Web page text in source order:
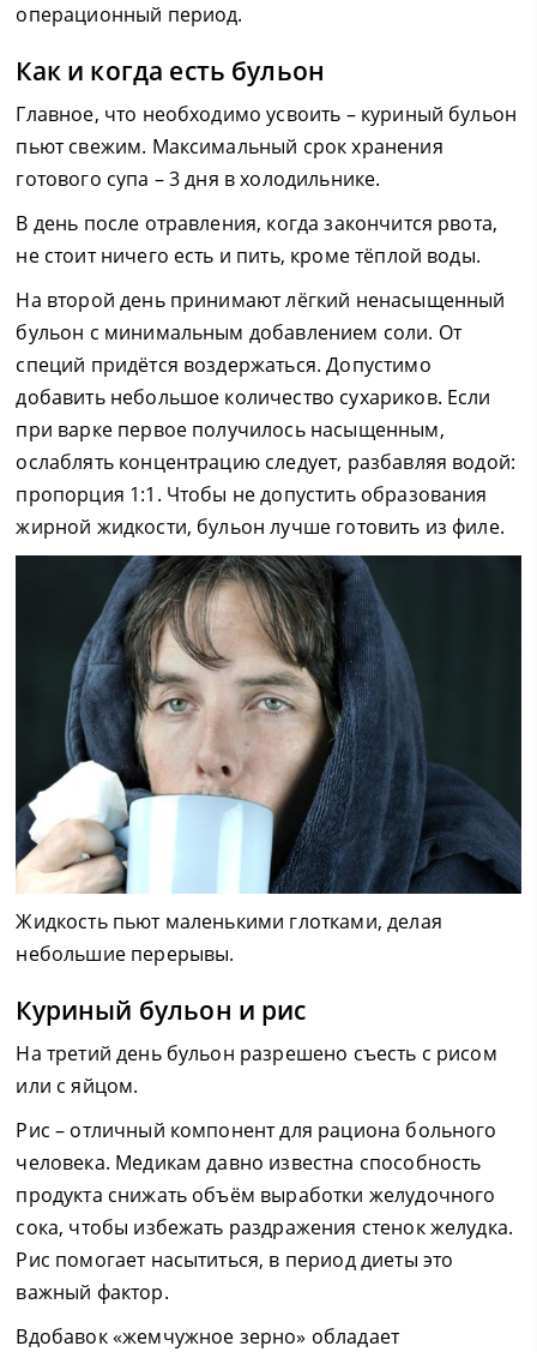
операционный период.
Как и когда есть бульон
Главное, что необходимо усвоить – куриный бульон
пьют свежим. Максимальный срок хранения
готового супа – 3 дня в холодильнике.
В день после отравления, когда закончится рвота,
не стоит ничего есть и пить, кроме тёплой воды.
На второй день принимают лёгкий ненасыщенный
бульон с минимальным добавлением соли. От
специй придётся воздержаться. Допустимо
добавить небольшое количество сухариков. Если
при варке первое получилось насыщенным,
ослаблять концентрацию следует, разбавляя водой:
пропорция 1:1. Чтобы не допустить образования
жирной жидкости, бульон лучше готовить из филе.
Жидкость пьют маленькими глотками, делая
небольшие перерывы.
Куриный бульон и рис
На третий день бульон разрешено съесть с рисом
или с яйцом.
Рис – отличный компонент для рациона больного
человека. Медикам давно известна способность
продукта снижать объём выработки желудочного
сока, чтобы избежать раздражения стенок желудка.
Рис помогает насытиться, в период диеты это
важный фактор.
Вдобавок «жемчужное зерно» обладает